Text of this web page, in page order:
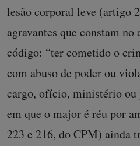
lesão corporal leve (artigo
agravantes que constam
código: “ter cometido o
com abuso de poder ou
cargo, ofício, ministério ou
em que o major é réu por
223 e 216, do CPM) ainda